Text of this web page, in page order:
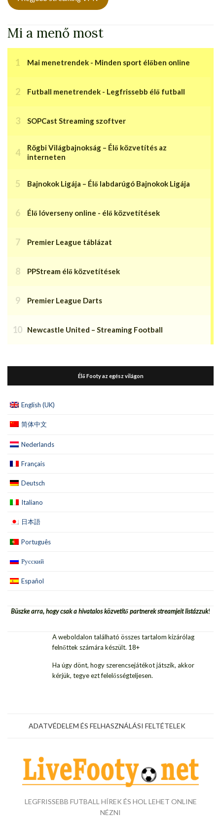
Mi a menő most
Mai menetrendek - Minden sport élőben online
Futball menetrendek - Legfrissebb élő futball
SOPCast Streaming szoftver
Rögbi Világbajnokság – Élő közvetítés az
interneten
Bajnokok Ligája – Élő labdarúgó Bajnokok Ligája
Élő lóverseny online - élő közvetítések
Premier League táblázat
PPStream élő közvetítések
Premier League Darts
Newcastle United – Streaming Football
Élő Footy az egész világon
English (UK)
简体中文
Nederlands
Français
Deutsch
Italiano
日本語
Português
Русский
Español
Büszke arra, hogy csak a hivatalos közvetítő partnerek streamjeit listázzuk!
A weboldalon található összes tartalom kizárólag
felnőttek számára készült. 18+
Ha úgy dönt, hogy szerencsejátékot játszik, akkor
kérjük, tegye ezt felelősségteljesen.
ADATVÉDELEM ÉS FELHASZNÁLÁSI FELTÉTELEK
LEGFRISSEBB FUTBALL HÍREK ÉS HOL LEHET ONLINE
NÉZNI